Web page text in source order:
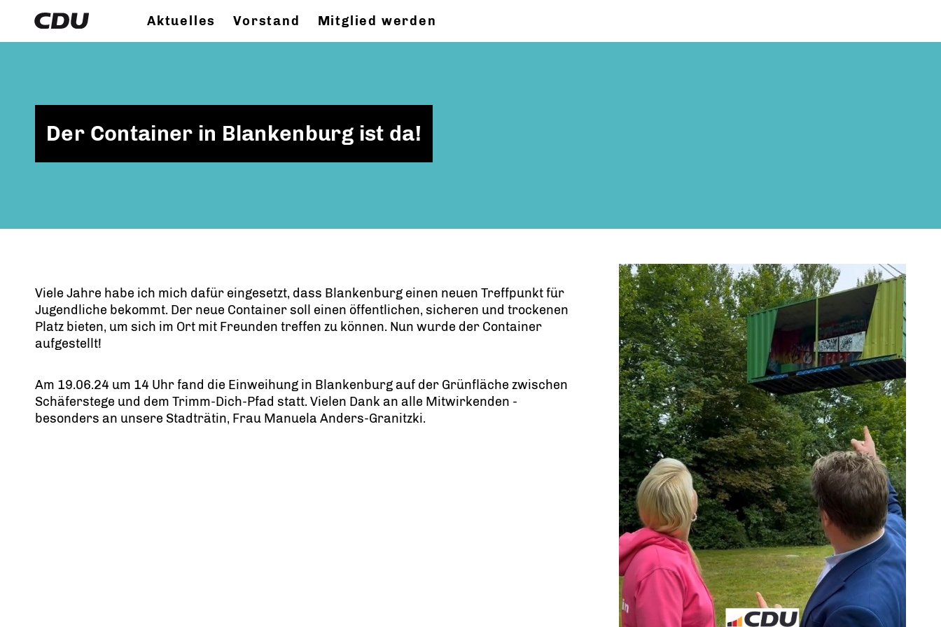
Aktuelles Vorstand Mitglied werden
Der Container in Blankenburg ist da!
Viele Jahre habe ich mich dafür eingesetzt, dass Blankenburg einen neuen Treffpunkt für
Jugendliche bekommt. Der neue Container soll einen öffentlichen, sicheren und trockenen
Platz bieten, um sich im Ort mit Freunden treffen zu können. Nun wurde der Container
aufgestellt!
Am 19.06.24 um 14 Uhr fand die Einweihung in Blankenburg auf der Grünfläche zwischen
Schäferstege und dem Trimm-Dich-Pfad statt. Vielen Dank an alle Mitwirkenden -
besonders an unsere Stadträtin, Frau Manuela Anders-Granitzki.